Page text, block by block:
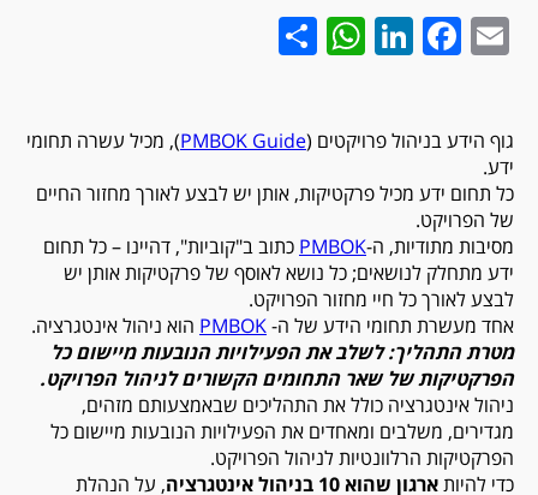
Email
Facebook
LinkedIn
WhatsApp
גוף הידע בניהול פרויקטים (PMBOK Guide), מכיל עשרה תחומי
ידע.
כל תחום ידע מכיל פרקטיקות, אותן יש לבצע לאורך מחזור החיים
של הפרויקט.
מסיבות מתודיות, ה-PMBOK כתוב ב"קוביות", דהיינו – כל תחום
ידע מתחלק לנושאים; כל נושא לאוסף של פרקטיקות אותן יש
לבצע לאורך כל חיי מחזור הפרויקט.
אחד מעשרת תחומי הידע של ה-PMBOK הוא ניהול אינטגרציה.
מטרת התהליך: לשלב את הפעילויות הנובעות מיישום כל
הפרקטיקותשל שאר התחומים הקשורים לניהול הפרויקט.
ניהול אינטגרציה כולל את התהליכים שבאמצעותם מזהים,
מגדירים, משלבים ומאחדים את הפעילויות הנובעות מיישום כל
הפרקטיקות הרלוונטיות לניהול הפרויקט.
כדי להיותארגון שהוא 10 בניהול אינטגרציה
, על הנהלת